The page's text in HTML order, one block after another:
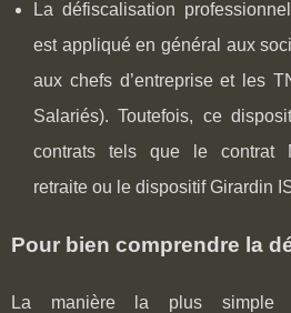
La défiscalisation
est appliqué en général aux
aux chefs d’entreprise et les
Salariés). Toutefois, ce
contrats tels que le contrat
retraite ou le dispositif Girardin
Pour bien comprendre la
La manière la plus simple